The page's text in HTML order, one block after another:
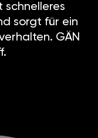
schnelleres
sorgt für ein
GÄN